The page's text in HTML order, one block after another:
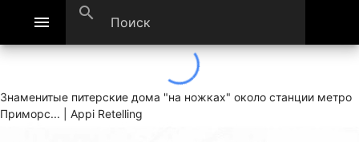
menu search
Знаменитые питерские дома "на ножках" около станции метро
Приморс... | Appi Retelling